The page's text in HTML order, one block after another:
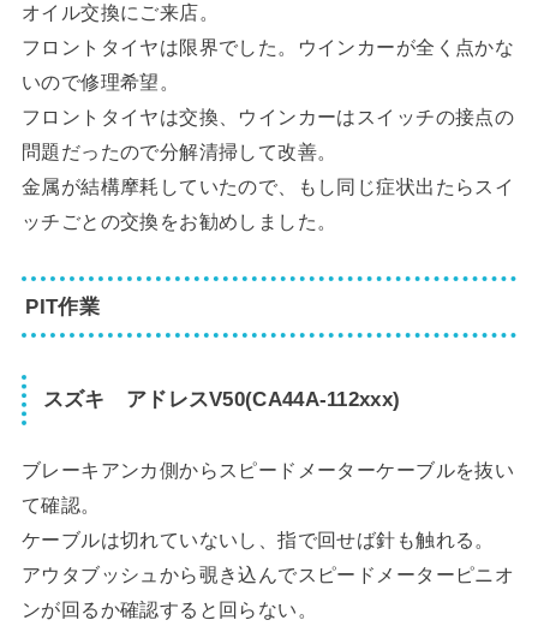
オイル交換にご来店。
フロントタイヤは限界でした。ウインカーが全く点かな
いので修理希望。
フロントタイヤは交換、ウインカーはスイッチの接点の
問題だったので分解清掃して改善。
金属が結構摩耗していたので、もし同じ症状出たらスイ
ッチごとの交換をお勧めしました。
PIT作業
スズキ アドレスV50(CA44A-112xxx)
ブレーキアンカ側からスピードメーターケーブルを抜い
て確認。
ケーブルは切れていないし、指で回せば針も触れる。
アウタブッシュから覗き込んでスピードメーターピニオ
ンが回るか確認すると回らない。